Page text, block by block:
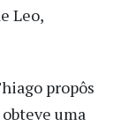
Leo,
propôs
uma